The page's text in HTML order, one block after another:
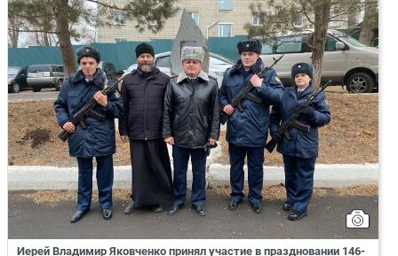
Иерей Владимир Яковченко принял участие в праздновании 146-